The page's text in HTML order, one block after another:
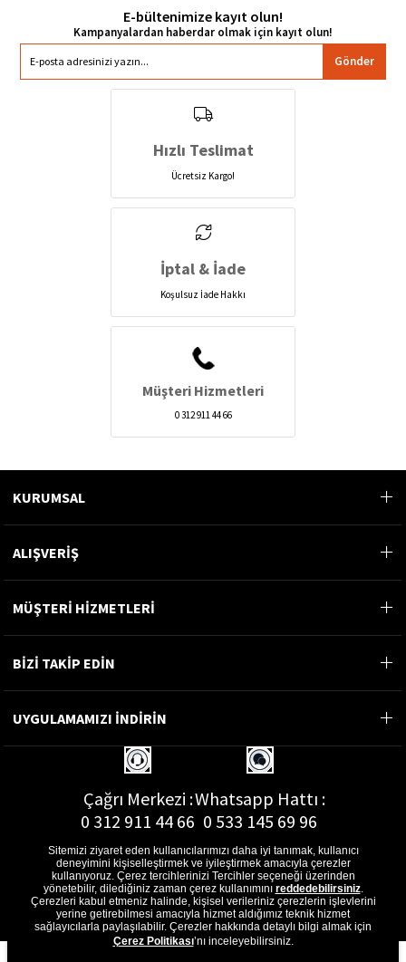
E-bültenimize kayıt olun!
Gönder
Hızlı Teslimat
Ücretsiz Kargo!
İptal & İade
Koşulsuz İade Hakkı
Müşteri Hizmetleri
0 312 911 44 66
KURUMSAL
ALIŞVERİŞ
MÜŞTERİ HİZMETLERİ
BİZİ TAKİP EDİN
UYGULAMAMIZI İNDİRİN
Çağrı Merkezi :
0 312 911 44 66
Whatsapp Hattı :
0 533 145 69 96
E-Posta Adresi :
musterihizmetleri@gon.com.tr
Sitemizi ziyaret eden kullanıcılarımızı daha iyi tanımak, kullanıcı
deneyimini kişiselleştirmek ve iyileştirmek amacıyla çerezler
kullanıyoruz. Çerez tercihlerinizi Tercihler seçeneği üzerinden
yönetebilir, dilediğiniz zaman çerez kullanımını reddedebilirsiniz.
Çerezleri kabul etmeniz halinde, kişisel verileriniz çerezlerin işlevlerini
yerine getirebilmesi amacıyla hizmet aldığımız teknik hizmet
sağlayıcılarla paylaşılabilir. Çerezler hakkında detaylı bilgi almak için
Çerez Politikası’nı inceleyebilirsiniz.